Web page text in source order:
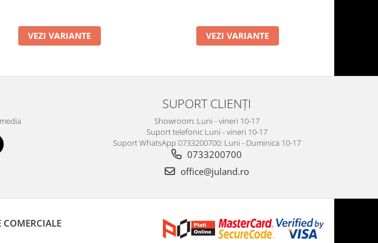
VEZI VARIANTE VEZI VARIANTE
SUPORT CLIENȚI
Showroom: Luni - vineri 10-17
Suport telefonic Luni - vineri 10-17
Suport WhatsApp 0733200700: Luni - Duminica 10-17
0733200700
office@juland.ro
COMERCIALE